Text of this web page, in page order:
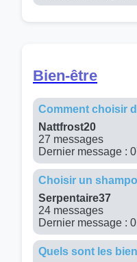
Bien-être
Comment choisir
Nattfrost20
27 messages
Dernier message :
Choisir un
Serpentaire37
24 messages
Dernier message :
Quels sont les